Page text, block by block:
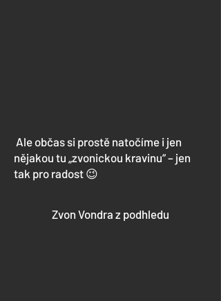
Ale občas si prostě natočíme i jen
nějakou tu „zvonickou kravinu“ – jen
tak pro radost 😉
Zvon Vondra z podhledu